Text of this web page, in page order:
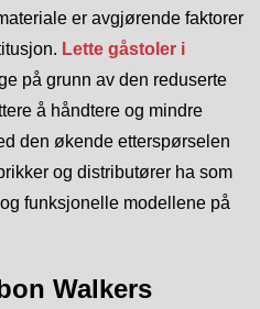
er avgjørende faktorer
Lette gåstoler i
på grunn av den reduserte
å håndtere og mindre
den økende etterspørselen
og distributører ha som
funksjonelle modellene på
Walkers